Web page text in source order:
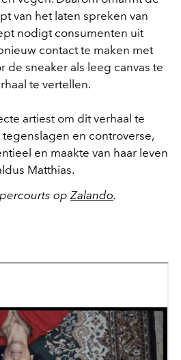
van het laten spreken van
nodigt consumenten uit
contact te maken met
de sneaker als leeg canvas te
te vertellen.
artiest om dit verhaal te
en controverse,
en maakte van haar leven
Matthias.
op Zalando.